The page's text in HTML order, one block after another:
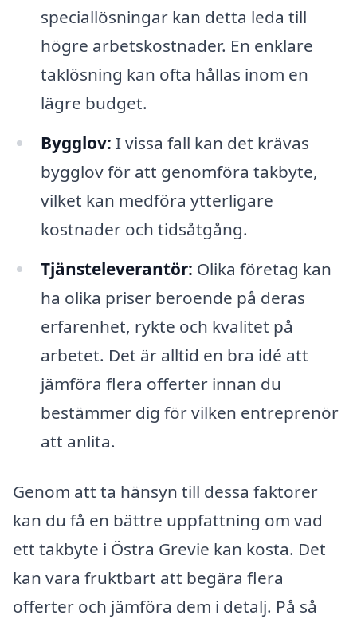
speciallösningar kan detta leda till
högre arbetskostnader. En enklare
taklösning kan ofta hållas inom en
lägre budget.
Bygglov: I vissa fall kan det krävas
bygglov för att genomföra takbyte,
vilket kan medföra ytterligare
kostnader och tidsåtgång.
Tjänsteleverantör: Olika företag kan
ha olika priser beroende på deras
erfarenhet, rykte och kvalitet på
arbetet. Det är alltid en bra idé att
jämföra flera offerter innan du
bestämmer dig för vilken entreprenör
att anlita.
Genom att ta hänsyn till dessa faktorer
kan du få en bättre uppfattning om vad
ett takbyte i Östra Grevie kan kosta. Det
kan vara fruktbart att begära flera
offerter och jämföra dem i detalj. På så